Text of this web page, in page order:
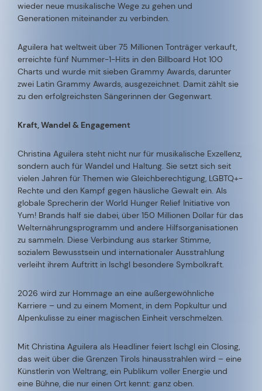
wieder neue musikalische Wege zu gehen und
Generationen miteinander zu verbinden.
Aguilera hat weltweit über 75 Millionen Tonträger verkauft,
erreichte fünf Nummer-1-Hits in den Billboard Hot 100
Charts und wurde mit sieben Grammy Awards, darunter
zwei Latin Grammy Awards, ausgezeichnet. Damit zählt sie
zu den erfolgreichsten Sängerinnen der Gegenwart.
Kraft, Wandel & Engagement
Christina Aguilera steht nicht nur für musikalische Exzellenz,
sondern auch für Wandel und Haltung. Sie setzt sich seit
vielen Jahren für Themen wie Gleichberechtigung, LGBTQ+-
Rechte und den Kampf gegen häusliche Gewalt ein. Als
globale Sprecherin der World Hunger Relief Initiative von
Yum! Brands half sie dabei, über 150 Millionen Dollar für das
Welternährungsprogramm und andere Hilfsorganisationen
zu sammeln. Diese Verbindung aus starker Stimme,
sozialem Bewusstsein und internationaler Ausstrahlung
verleiht ihrem Auftritt in Ischgl besondere Symbolkraft.
2026 wird zur Hommage an eine außergewöhnliche
Karriere – und zu einem Moment, in dem Popkultur und
Alpenkulisse zu einer magischen Einheit verschmelzen.
Mit Christina Aguilera als Headliner feiert Ischgl ein Closing,
das weit über die Grenzen Tirols hinausstrahlen wird – eine
Künstlerin von Weltrang, ein Publikum voller Energie und
eine Bühne, die nur einen Ort kennt: ganz oben.